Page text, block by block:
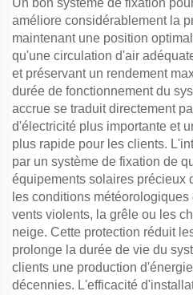
Un bon système de fixation
améliore considérablement la
maintenant une position
qu'une circulation d'air
et préservant un rendement
durée de fonctionnement du
accrue se traduit directement
d'électricité plus importante et
plus rapide pour les clients.
par un système de fixation de
équipements solaires précieux
les conditions
vents violents, la grêle ou les
neige. Cette protection réduit
prolonge la durée de vie du
clients une production
décennies. L'efficacité